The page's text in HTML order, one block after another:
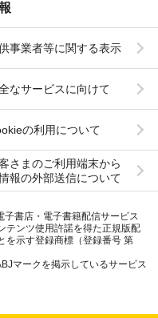
事業者等に関する表示
なサービスに向けて
の利用について
さまのご利用端末から
報の外部送信について
子書店・電子書籍配信サービス
テンツ使用許諾を得た正規版配
を示す登録商標（登録番号 第
マークを掲示しているサービス